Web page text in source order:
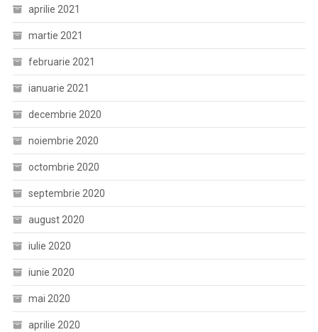
aprilie 2021
martie 2021
februarie 2021
ianuarie 2021
decembrie 2020
noiembrie 2020
octombrie 2020
septembrie 2020
august 2020
iulie 2020
iunie 2020
mai 2020
aprilie 2020